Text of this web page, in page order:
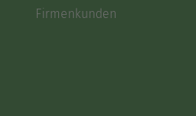
Firmenkunden